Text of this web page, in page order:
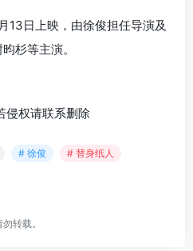
13日上映，由徐俊担任导演及
杉等主演。
侵权请联系删除
# 徐俊
# 替身纸人
转载。